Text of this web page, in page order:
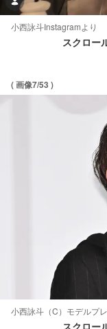
小西詠斗Instagramより
スクロー
( 画像7/53 )
小西詠斗（C）モデルプ
スクロー